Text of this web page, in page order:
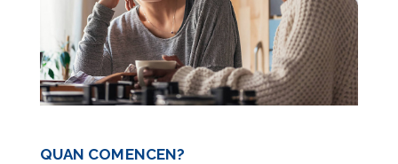
QUAN COMENCEN?